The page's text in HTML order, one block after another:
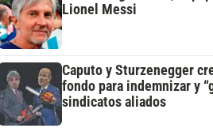
Lionel Messi
Caputo y Sturzenegger
fondo para indemnizar y
sindicatos aliados